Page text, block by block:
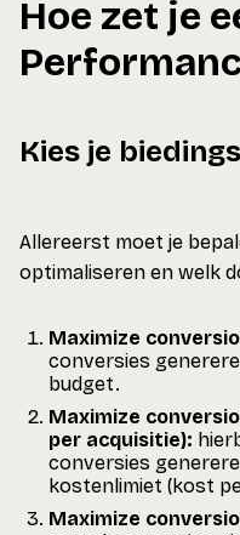
Hoe zet je
Kies je
Allereerst moet je
optimaliseren en welk
Maximize
conversies
budget.
Maximize
per acquisitie):
conversies
kostenlimiet (kost
Maximize